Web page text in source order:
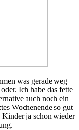
was gerade weg
Ich habe das fette
auch noch ein
Wochenende so gut
Kinder ja schon wieder